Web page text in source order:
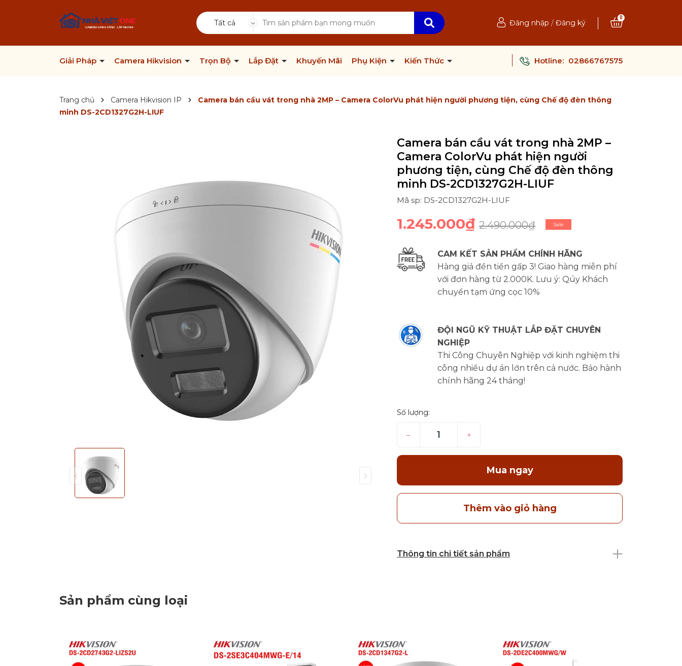
Tất cả Đăng nhập / Đăng ký
0
Giải Pháp Camera Hikvision Trọn Bộ Lắp Đặt Khuyến Mãi Phụ Kiện Kiến Thức Hotline: 02866767575
Trang chủ Camera Hikvision IP
Camera bán cầu vát trong nhà 2MP – Camera ColorVu phát hiện người phương tiện, cùng Chế độ đèn thông
minh DS-2CD1327G2H-LIUF
Camera bán cầu vát trong nhà 2MP –
Camera ColorVu phát hiện người
phương tiện, cùng Chế độ đèn thông
minh DS-2CD1327G2H-LIUF
Mã sp: DS-2CD1327G2H-LIUF
1.245.000₫ 2.490.000₫ Sale
CAM KẾT SẢN PHẨM CHÍNH HÃNG
Hàng giả đền tiền gấp 3! Giao hàng miễn phí
với đơn hàng từ 2.000K. Lưu ý: Qúy Khách
chuyển tạm ứng cọc 10%
ĐỘI NGŨ KỸ THUẬT LẮP ĐẶT CHUYÊN
NGHIỆP
Thi Công Chuyên Nghiệp với kinh nghiệm thi
công nhiều dự án lớn trên cả nước. Bảo hành
chính hãng 24 tháng!
Số lượng:
– +
Mua ngay
Thêm vào giỏ hàng
Thông tin chi tiết sản phẩm
Sản phẩm cùng loại